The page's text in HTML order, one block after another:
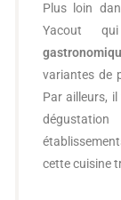
Plus loin
Yacout
variantes de
Par ailleurs,
cette cuisine